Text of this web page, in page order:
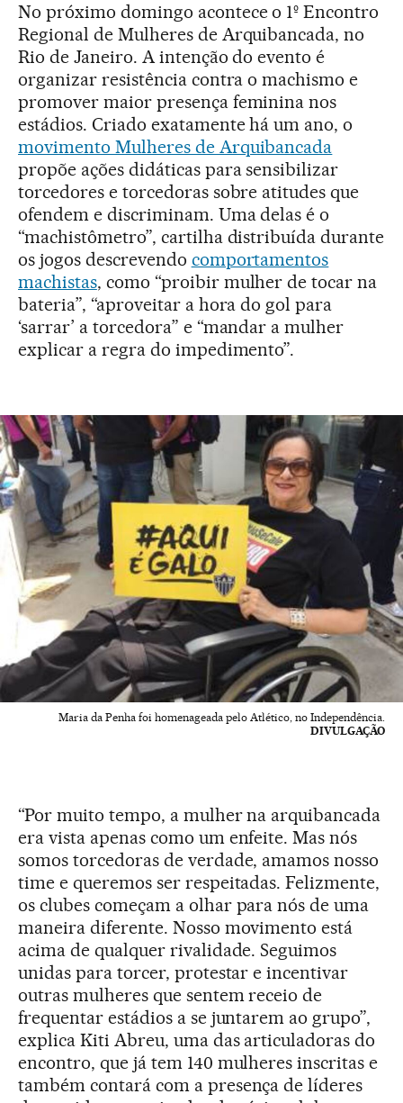
No próximo domingo acontece o 1º Encontro
Regional de Mulheres de Arquibancada, no
Rio de Janeiro. A intenção do evento é
organizar resistência contra o machismo e
promover maior presença feminina nos
estádios. Criado exatamente há um ano, o
movimento Mulheres de Arquibancada
propõe ações didáticas para sensibilizar
torcedores e torcedoras sobre atitudes que
ofendem e discriminam. Uma delas é o
“machistômetro”, cartilha distribuída durante
os jogos descrevendo comportamentos
machistas, como “proibir mulher de tocar na
bateria”, “aproveitar a hora do gol para
‘sarrar’ a torcedora” e “mandar a mulher
explicar a regra do impedimento”.
Maria da Penha foi homenageada pelo Atlético, no Independência.
DIVULGAÇÃO
“Por muito tempo, a mulher na arquibancada
era vista apenas como um enfeite. Mas nós
somos torcedoras de verdade, amamos nosso
time e queremos ser respeitadas. Felizmente,
os clubes começam a olhar para nós de uma
maneira diferente. Nosso movimento está
acima de qualquer rivalidade. Seguimos
unidas para torcer, protestar e incentivar
outras mulheres que sentem receio de
frequentar estádios a se juntarem ao grupo”,
explica Kiti Abreu, uma das articuladoras do
encontro, que já tem 140 mulheres inscritas e
também contará com a presença de líderes